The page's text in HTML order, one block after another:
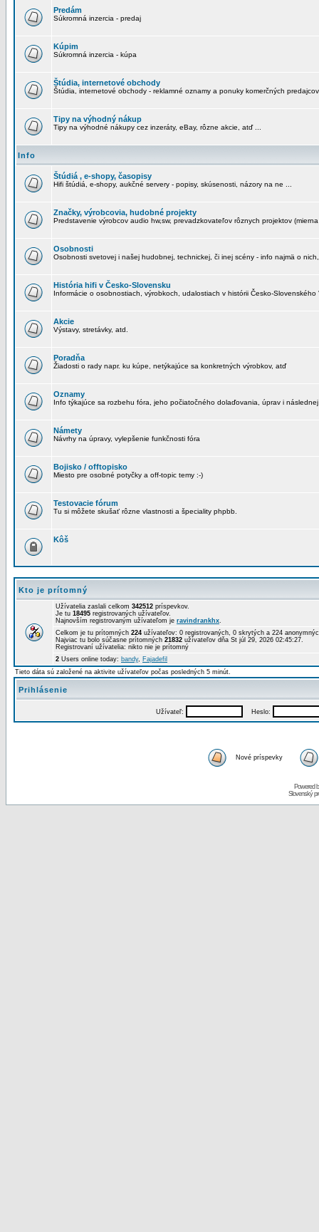
Predám
Súkromná inzercia - predaj
Kúpim
Súkromná inzercia - kúpa
Štúdia, internetové obchody
Štúdia, internetové obchody - reklamné oznamy a ponuky komerčných predajcov
Tipy na výhodný nákup
Tipy na výhodné nákupy cez inzeráty, eBay, rôzne akcie, atď ...
Info
Štúdiá , e-shopy, časopisy
Hifi štúdiá, e-shopy, aukčné servery - popisy, skúsenosti, názory na ne ...
Značky, výrobcovia, hudobné projekty
Predstavenie výrobcov audio hw,sw, prevadzkovateľov rôznych projektov
Osobnosti
Osobnosti svetovej i našej hudobnej, technickej, či inej scény - info najmä o
História hifi v Česko-Slovensku
Informácie o osobnostiach, výrobkoch, udalostiach v histórii Česko-Slovenského
Akcie
Výstavy, stretávky, atd.
Poradňa
Žiadosti o rady napr. ku kúpe, netýkajúce sa konkretných výrobkov, atď
Oznamy
Info týkajúce sa rozbehu fóra, jeho počiatočného dolaďovania, úprav i
Námety
Návrhy na úpravy, vylepšenie funkčnosti fóra
Bojisko / offtopisko
Miesto pre osobné potyčky a off-topic temy :-)
Testovacie fórum
Tu si môžete skušať rôzne vlastnosti a špeciality phpbb.
Kôš
Kto je prítomný
Užívatelia zaslali celkom 342512 príspevkov.
Je tu 18495 registrovaných užívateľov.
Najnovším registrovaným užívateľom je ravindrankhx.
Celkom je tu prítomných 224 užívateľov: 0 registrovaných, 0 skrytých a 224
Najviac tu bolo súčasne prítomných 21832 užívateľov dňa St júl 29, 2026 02:45:27.
Registrovaní užívatelia: nikto nie je prítomný
2 Users online today: bandy, Fajadefil
Tieto dáta sú založené na aktivite užívateľov počas posledných 5 minút.
Prihlásenie
Užívateľ: Heslo:
Nové príspevky
Powered
Slovenský